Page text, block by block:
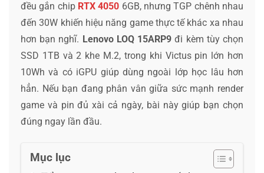
đều gắn chip RTX 4050 6GB, nhưng TGP chênh nhau
đến 30W khiến hiệu năng game thực tế khác xa nhau
hơn bạn nghĩ. Lenovo LOQ 15ARP9 đi kèm tùy chọn
SSD 1TB và 2 khe M.2, trong khi Victus pin lớn hơn
10Wh và có iGPU giúp dùng ngoài lớp học lâu hơn
hẳn. Nếu bạn đang phân vân giữa sức mạnh render
game và pin đủ xài cả ngày, bài này giúp bạn chọn
đúng ngay lần đầu.
Mục lục